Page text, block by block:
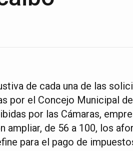
de cada una de las
por el Concejo Municipal
por las Cámaras,
ampliar, de 56 a 100, los
para el pago de